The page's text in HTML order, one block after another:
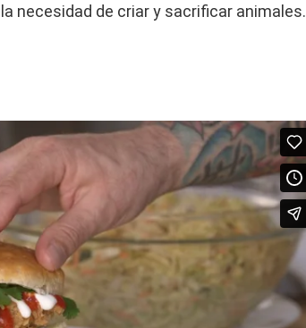
necesidad de criar y sacrificar animales.